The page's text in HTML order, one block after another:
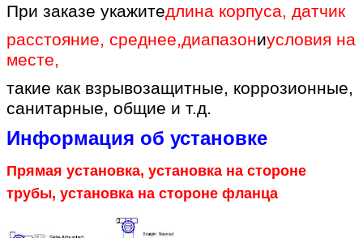
При заказе укажитедлина корпуса, датчик
расстояние, среднее,диапазониусловия на
месте,
такие как взрывозащитные, коррозионные,
санитарные, общие и т.д.
Информация об установке
Прямая установка, установка на стороне
трубы, установка на стороне фланца